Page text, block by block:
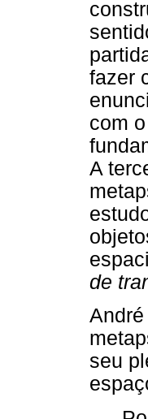
fazer
com
A
de
seu